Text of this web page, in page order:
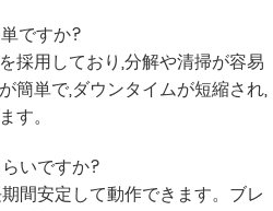
ですか?
採用しており,分解や清掃が容易
簡単で,ダウンタイムが短縮され,
す。
いですか?
間安定して動作できます。ブレ